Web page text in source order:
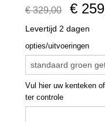
€ 329,00 €
Levertijd 2 dagen
opties/uitvoeringen
Vul hier uw kenteken
ter controle